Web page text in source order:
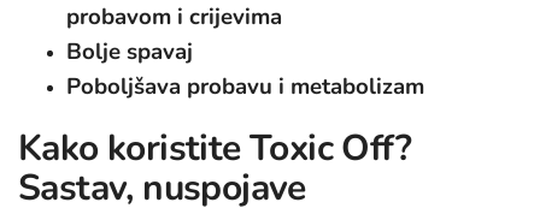
probavom i crijevima
Bolje spavaj
Poboljšava probavu i metabolizam
Kako koristite Toxic Off?
Sastav, nuspojave